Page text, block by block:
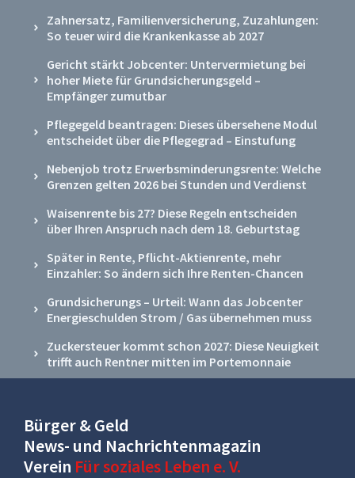
Zahnersatz, Familienversicherung, Zuzahlungen:
So teuer wird die Krankenkasse ab 2027
Gericht stärkt Jobcenter: Untervermietung bei
hoher Miete für Grundsicherungsgeld –
Empfänger zumutbar
Pflegegeld beantragen: Dieses übersehene Modul
entscheidet über die Pflegegrad – Einstufung
Nebenjob trotz Erwerbsminderungsrente: Welche
Grenzen gelten 2026 bei Stunden und Verdienst
Waisenrente bis 27? Diese Regeln entscheiden
über Ihren Anspruch nach dem 18. Geburtstag
Später in Rente, Pflicht-Aktienrente, mehr
Einzahler: So ändern sich Ihre Renten-Chancen
Grundsicherungs – Urteil: Wann das Jobcenter
Energieschulden Strom / Gas übernehmen muss
Zuckersteuer kommt schon 2027: Diese Neuigkeit
trifft auch Rentner mitten im Portemonnaie
Bürger & Geld
News- und Nachrichtenmagazin
Verein Für soziales Leben e. V.